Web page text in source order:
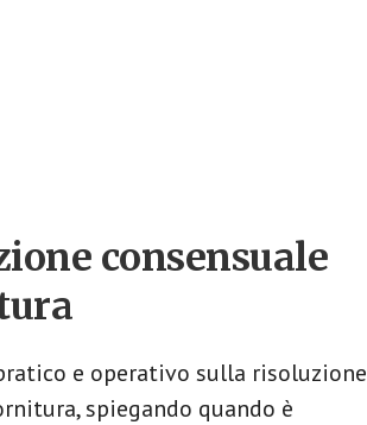
consensuale
e operativo sulla risoluzione
spiegando quando è